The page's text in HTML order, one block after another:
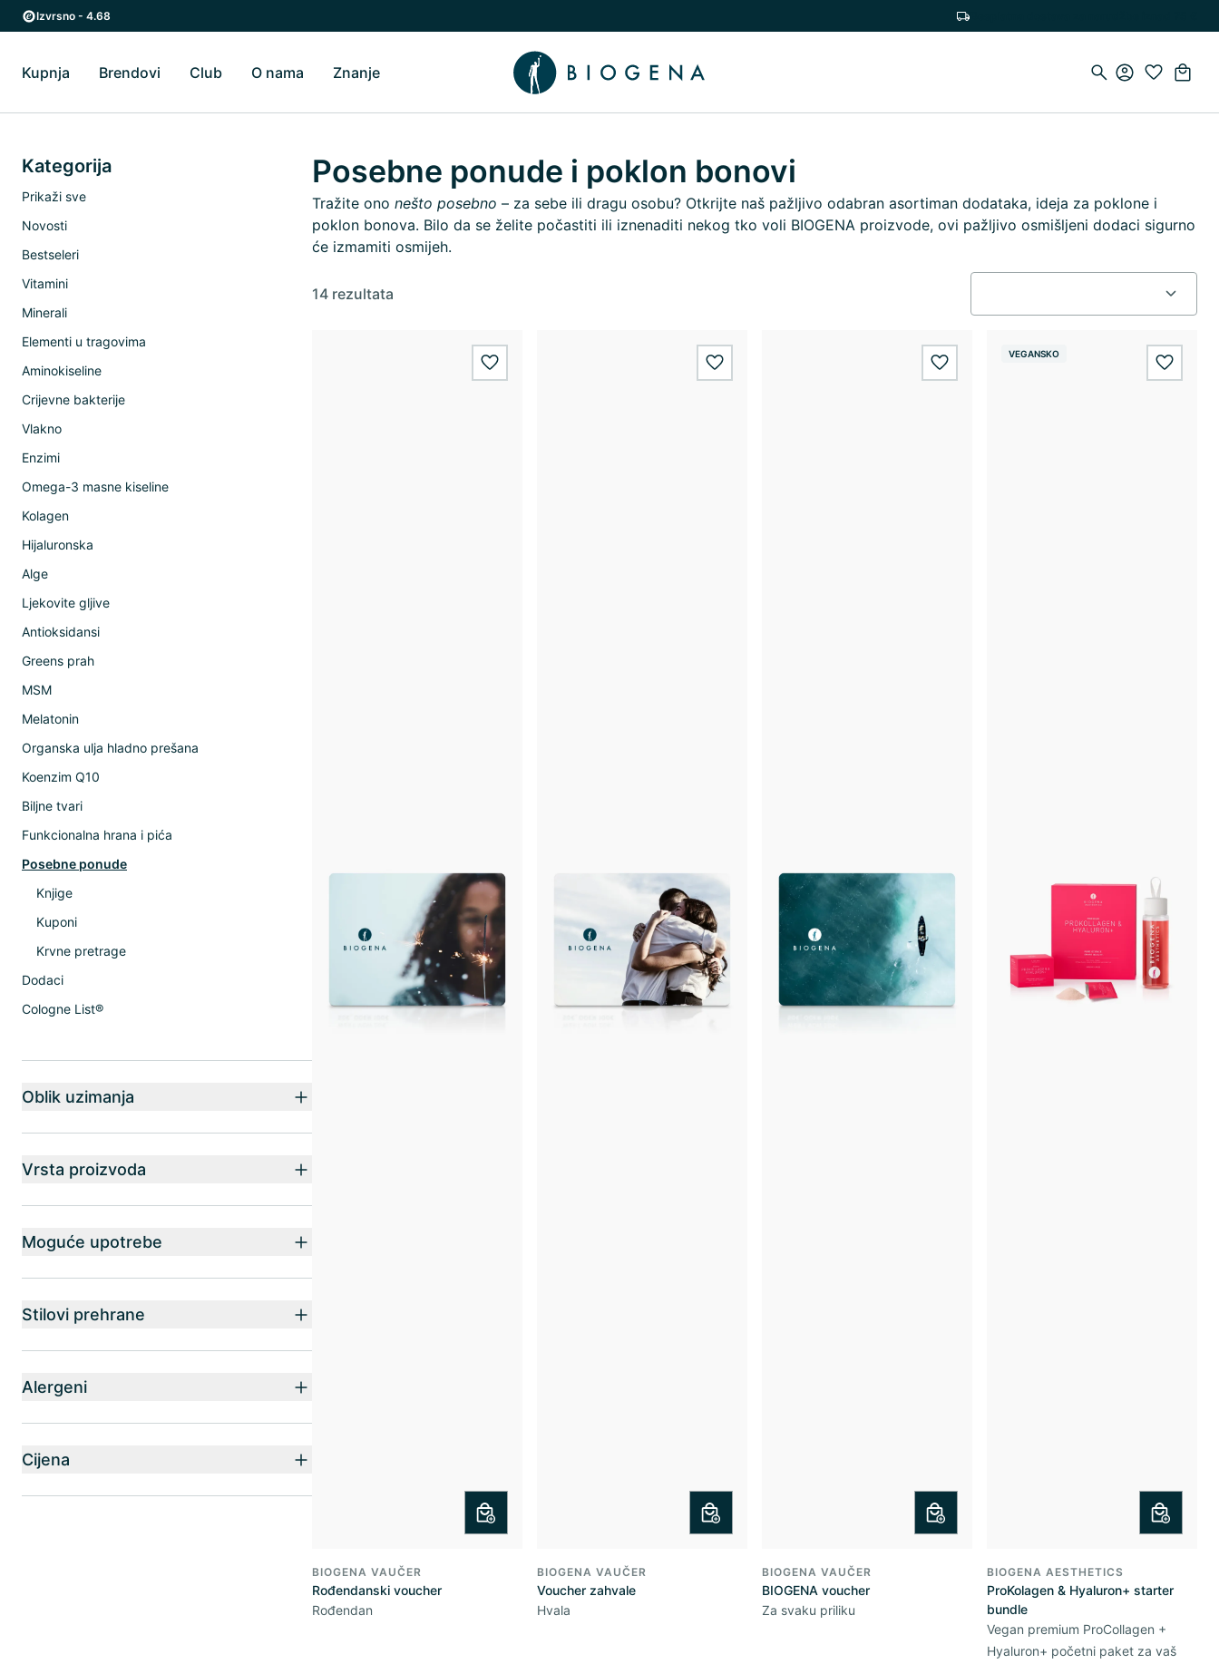
Preskoči na glavni sadržaj
Preskoči na glavnu navigaciju
Izvrsno - 4.68
Kupnja Uključi/isključi Kupnja podizbornik
Brendovi Uključi/isključi Brendovi podizbornik
Club O nama Uključi/isključi O nama podizbornik
Znanje Uključi/isključi Znanje podizbornik
Posebne ponude i poklon bonovi
Tražite ono nešto posebno – za sebe ili dragu osobu? Otkrijte naš pažljivo odabran asortiman dodataka, ideja za poklone i
poklon bonova. Bilo da se želite počastiti ili iznenaditi nekog tko voli BIOGENA proizvode, ovi pažljivo osmišljeni dodaci sigurno
će izmamiti osmijeh.
14 rezultata
wishlist.add
BIOGENA VAUČER
Rođendanski voucher
Rođendan
wishlist.add
BIOGENA VAUČER
Voucher zahvale
Hvala
wishlist.add
BIOGENA VAUČER
BIOGENA voucher
Za svaku priliku
VEGANSKO
BIOGENA AESTHETICS
ProKolagen & Hyaluron+ starter
bundle
Vegan premium ProCollagen +
Hyaluron+ početni paket za vaš
Kategorija
Prikaži sve
Novosti
Bestseleri
Vitamini
Minerali
Elementi u tragovima
Aminokiseline
Crijevne bakterije
Vlakno
Enzimi
Omega-3 masne kiseline
Kolagen
Hijaluronska
Alge
Ljekovite gljive
Antioksidansi
Greens prah
MSM
Melatonin
Organska ulja hladno prešana
Koenzim Q10
Biljne tvari
Funkcionalna hrana i pića
Posebne ponude
Knjige
Kuponi
Krvne pretrage
Dodaci
Cologne List®
Oblik uzimanja
Vrsta proizvoda
Moguće upotrebe
Stilovi prehrane
Alergeni
Cijena